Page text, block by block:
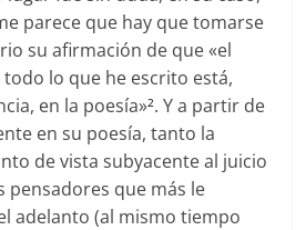
parece que hay que tomarse
su afirmación de que «el
lo que he escrito está,
en la poesía»2. Y a partir de
en su poesía, tanto la
de vista subyacente al juicio
pensadores que más le
adelanto (al mismo tiempo